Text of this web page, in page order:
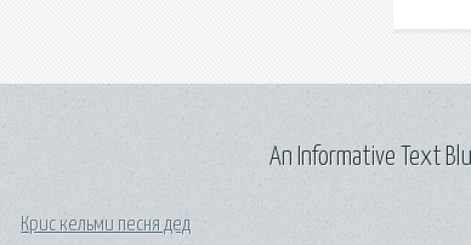
Крис кельми песня дед
An Informative Text